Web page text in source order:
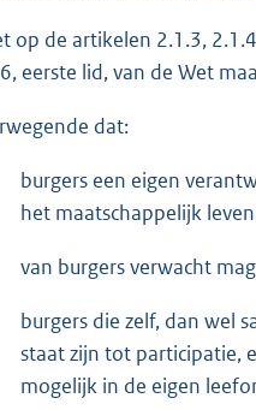
op de artikelen 2.1.3,
eerste lid, van de Wet
dat:
burgers een eigen
het maatschappelijk
van burgers verwacht
burgers die zelf, dan wel
staat zijn tot participatie,
mogelijk in de eigen